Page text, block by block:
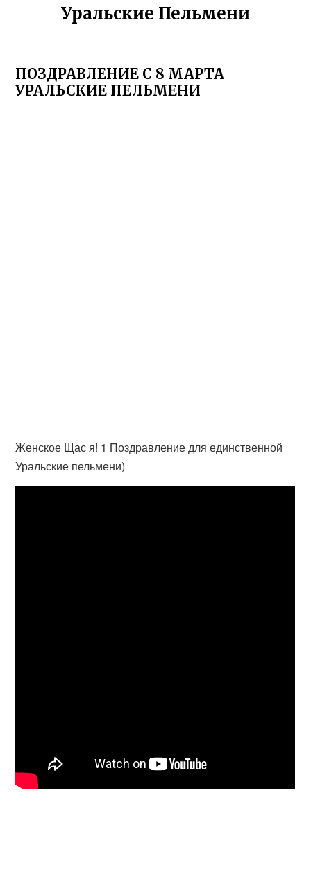
Уральские Пельмени
ПОЗДРАВЛЕНИЕ С 8 МАРТА
УРАЛЬСКИЕ ПЕЛЬМЕНИ
Женское Щас я! 1 Поздравление для единственной
Уральские пельмени)